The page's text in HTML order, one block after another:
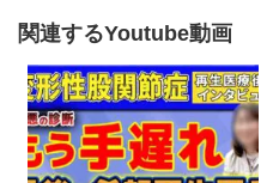
o
o
k
関連するYoutube動画